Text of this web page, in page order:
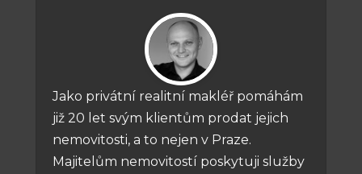
Jako privátní realitní makléř pomáhám
již 20 let svým klientům prodat jejich
nemovitosti, a to nejen v Praze.
Majitelům nemovitostí poskytuji služby